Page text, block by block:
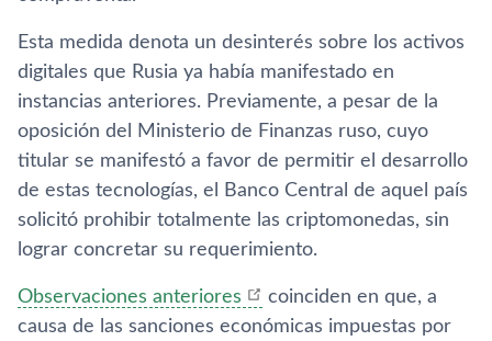
Esta medida denota un desinterés sobre los activos
digitales que Rusia ya había manifestado en
instancias anteriores. Previamente, a pesar de la
oposición del Ministerio de Finanzas ruso, cuyo
titular se manifestó a favor de permitir el desarrollo
de estas tecnologías, el Banco Central de aquel país
solicitó prohibir totalmente las criptomonedas, sin
lograr concretar su requerimiento.
Observaciones anteriores
coinciden en que, a
causa de las sanciones económicas impuestas por